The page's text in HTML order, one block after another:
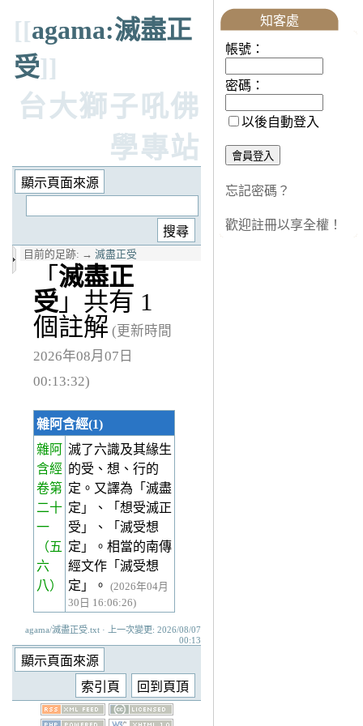
[[agama:滅盡正
受]]
台大獅子吼佛
學專站
目前的足跡: → 滅盡正受
「 滅盡正
受 」共有 1
個註解 (更新時間
2026年08月07日
00:13:32)
雜阿含經(1)
雜阿
含經
卷第
二十
一
（五
六
八）
滅了六識及其緣生
的受、想、行的
定。又譯為「滅盡
定」、「想受滅正
受」、「滅受想
定」。相當的南傳
經文作「滅受想
定」。
(2026年04月
30日 16:06:26)
agama/滅盡正受.txt · 上一次變更: 2026/08/07
00:13
知客處
帳號：
密碼：
以後自動登入
忘記密碼？
歡迎註冊以享全權！